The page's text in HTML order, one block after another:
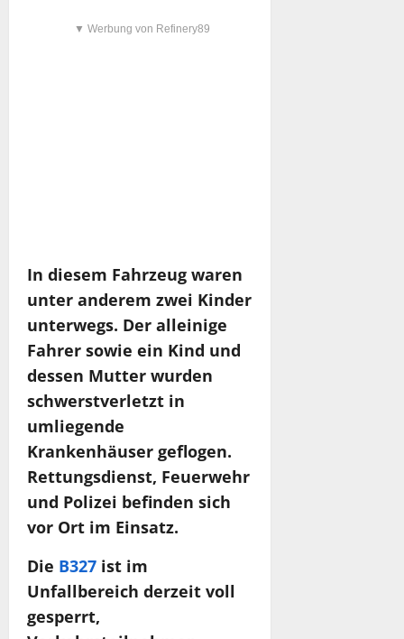
▼ Werbung von Refinery89
In diesem Fahrzeug waren
unter anderem zwei Kinder
unterwegs. Der alleinige
Fahrer sowie ein Kind und
dessen Mutter wurden
schwerstverletzt in
umliegende
Krankenhäuser geflogen.
Rettungsdienst, Feuerwehr
und Polizei befinden sich
vor Ort im Einsatz.
Die B327 ist im
Unfallbereich derzeit voll
gesperrt,